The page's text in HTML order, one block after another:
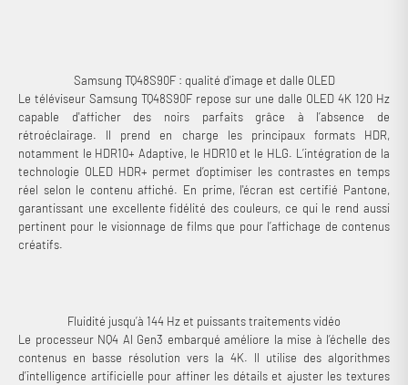
Samsung TQ48S90F : qualité d'image et dalle OLED
Le téléviseur Samsung TQ48S90F repose sur une dalle OLED 4K 120 Hz
capable d'afficher des noirs parfaits grâce à l’absence de
rétroéclairage. Il prend en charge les principaux formats HDR,
notamment le HDR10+ Adaptive, le HDR10 et le HLG. L’intégration de la
technologie OLED HDR+ permet d’optimiser les contrastes en temps
réel selon le contenu affiché. En prime, l'écran est certifié Pantone,
garantissant une excellente fidélité des couleurs, ce qui le rend aussi
pertinent pour le visionnage de films que pour l’affichage de contenus
créatifs.
Fluidité jusqu’à 144 Hz et puissants traitements vidéo
Le processeur NQ4 AI Gen3 embarqué améliore la mise à l’échelle des
contenus en basse résolution vers la 4K. Il utilise des algorithmes
d’intelligence artificielle pour affiner les détails et ajuster les textures